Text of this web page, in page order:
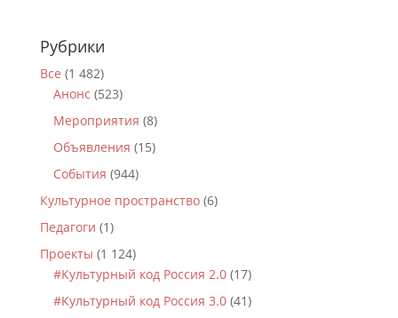
Рубрики
Все (1 482)
Анонс (523)
Мероприятия (8)
Объявления (15)
События (944)
Культурное пространство(6)
Педагоги (1)
Проекты (1 124)
#Культурный код Россия 2.0(17)
#Культурный код Россия 3.0(41)